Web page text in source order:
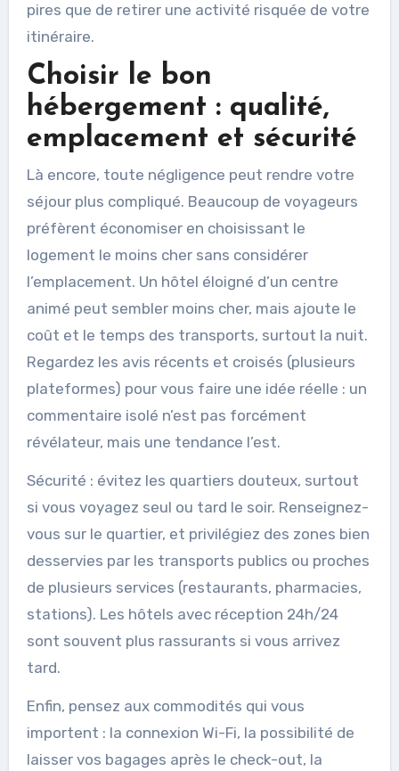
pires que de retirer une activité risquée de votre
itinéraire.
Choisir le bon
hébergement : qualité,
emplacement et sécurité
Là encore, toute négligence peut rendre votre
séjour plus compliqué. Beaucoup de voyageurs
préfèrent économiser en choisissant le
logement le moins cher sans considérer
l’emplacement. Un hôtel éloigné d’un centre
animé peut sembler moins cher, mais ajoute le
coût et le temps des transports, surtout la nuit.
Regardez les avis récents et croisés (plusieurs
plateformes) pour vous faire une idée réelle : un
commentaire isolé n’est pas forcément
révélateur, mais une tendance l’est.
Sécurité : évitez les quartiers douteux, surtout
si vous voyagez seul ou tard le soir. Renseignez-
vous sur le quartier, et privilégiez des zones bien
desservies par les transports publics ou proches
de plusieurs services (restaurants, pharmacies,
stations). Les hôtels avec réception 24h/24
sont souvent plus rassurants si vous arrivez
tard.
Enfin, pensez aux commodités qui vous
importent : la connexion Wi-Fi, la possibilité de
laisser vos bagages après le check-out, la